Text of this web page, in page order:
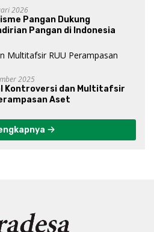
2026
Pangan Dukung
Pangan di Indonesia
2025
Kontroversi dan Multitafsir
Aset